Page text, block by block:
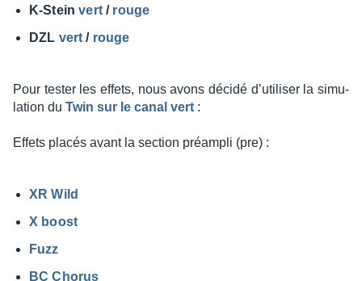
K-Steinvert/ rouge
DZL vert / rouge
Pour tester les effets, nous avons décidé d’uti­li­ser la simu­
la­tion du Twin sur le canal vert :
Effets placés avant la section préam­pli (pre) :
XR Wild
X boost
Fuzz
BC Chorus